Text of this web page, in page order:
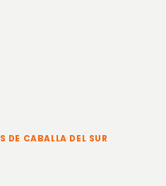
DE CABALLA DEL SUR